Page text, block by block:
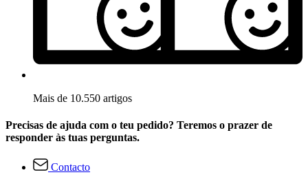
Mais de 10.550 artigos
Precisas de ajuda com o teu pedido? Teremos o prazer de
responder às tuas perguntas.
Contacto